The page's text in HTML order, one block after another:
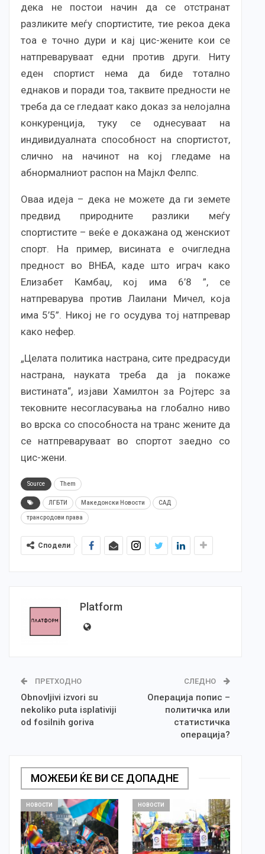
дека не постои начин да се отстранат
разликите меѓу спортистите, тие рекоа дека
тоа е точно дури и кај цис-жените кои се
натпреваруваат едни против други. Ниту
еден спортист нема да биде тотално
еднаков и поради тоа, таквите предности не
треба да се гледаат како доказ за нелојална
конкуренција, туку се однесуваат на
индивидуалната способност на спортистот,
слично на начинот на кој гледаме на
абнормалниот распон на Мајкл Фелпс.
Оваа идеја – дека не можете да ги земете
предвид природните разлики меѓу
спортистите – веќе е докажана од женскиот
спорт. На пример, висината е очигледна
предност во ВНБА, каде што играч како
Елизабет Камбаџ, кој има 6’8 ”, се
натпреварува против Лаилани Мичел, која
има 5’5”. Никој не го осудува тој натпревар
како нефер.
„Целата политика настрана, сите предрасуди
настрана, науката треба да ја покаже
вистината“, изјави Хамилтон за Ројтерс за
тековните несогласувања на глобално ниво
во врска со способноста на транс жените да
се натпреваруваат во спортот заедно со
цис-жени.
Source Them
ЛГБТИ Македонски Новости САД
трансродови права
Сподели
Platform
ПРЕТХОДНО
Obnovljivi izvori su
nekoliko puta isplativiji
od fosilnih goriva
СЛЕДНО
Операција попис –
политичка или
статистичка
операција?
МОЖЕБИ ЌЕ ВИ СЕ ДОПАДНЕ
НОВОСТИ НОВОСТИ